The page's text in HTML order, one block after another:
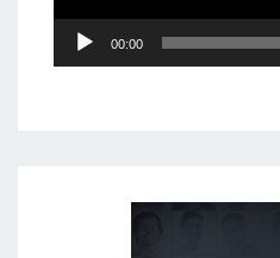
00:00